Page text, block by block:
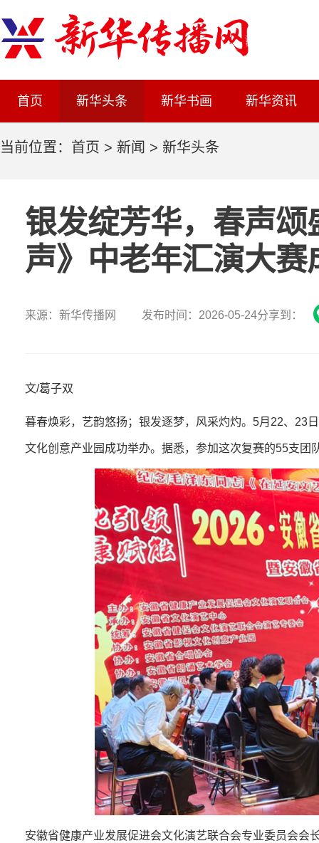
首页 新华头条 新华书画 新华资讯
当前位置： 首页 > 新闻 > 新华头条
银发绽芳华，春声
声》中老年汇演大赛
来源：新华传播网 发布时间：2026-05-24分享到：
文/葛子双
暮春焕彩，艺韵悠扬；银发逐梦，风采灼灼。5月22、23
文化创意产业园成功举办。据悉，参加这次复赛的55支
安徽省健康产业发展促进会文化演艺联合会专业委员会会